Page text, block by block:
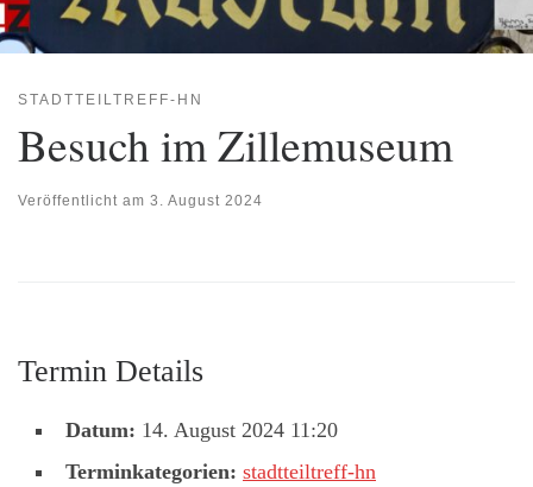
STADTTEILTREFF-HN
Besuch im Zillemuseum
Veröffentlicht am 3. August 2024
Termin Details
Datum: 14. August 2024 11:20
Terminkategorien: stadtteiltreff-hn